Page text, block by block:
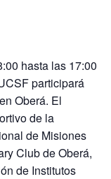
hasta las 17:00
participará
Oberá. El
de la
de Misiones
Club de Oberá,
de Institutos